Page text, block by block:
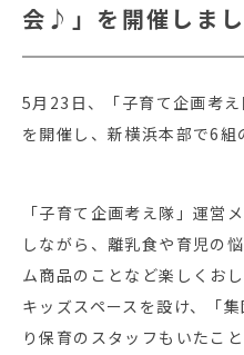
会♪」を開催しま
5月23日、「子育て企画考
を開催し、新横浜本部で6組
「子育て企画考え隊」運営
しながら、離乳食や育児の
ム商品のことなど楽しくお
キッズスペースを設け、「
り保育のスタッフもいたこ